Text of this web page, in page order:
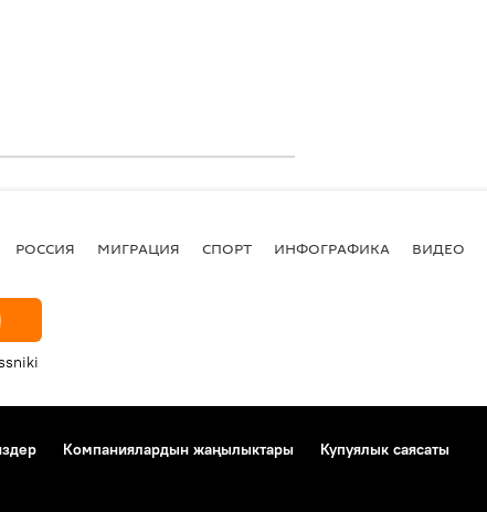
РОССИЯ МИГРАЦИЯ СПОРТ ИНФОГРАФИКА ВИДЕО
Компаниялардын жаңылыктары
Купуялык саясаты